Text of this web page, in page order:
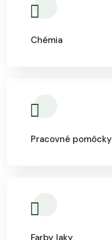
Chémia
Pracovné pomôcky
Farby laky